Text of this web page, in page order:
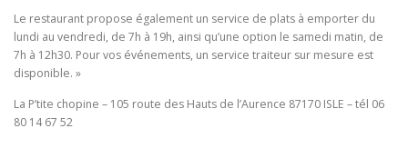
Le restaurant propose également un service de plats à emporter du
lundi au vendredi, de 7h à 19h, ainsi qu’une option le samedi matin, de
7h à 12h30. Pour vos événements, un service traiteur sur mesure est
disponible. »
La P’tite chopine – 105 route des Hauts de l’Aurence 87170 ISLE – tél 06
80 14 67 52